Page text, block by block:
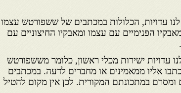
עדויות, הכלולות במכתבים של ששפורטש עצמו
הפנימיים עם עצמו ומאבקיו החיצוניים עם
עדויות ישירות מכלי ראשון, כלומר מששפורטש
אליו ממאמינים או מחברים לדעה. במכתבים
ומסרם במתכונתם המקורית. לכן אין מקום להטיל